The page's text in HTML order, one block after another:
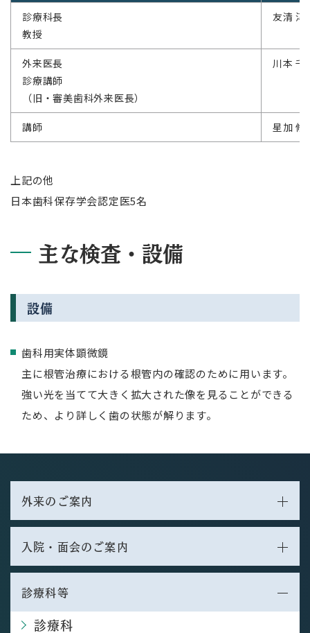
診療科長
教授
友清 淳
外来医長
診療講師
（旧・審美歯科外来医長）
川本 千
講師 星加 修
上記の他
日本歯科保存学会認定医5名
主な検査・設備
設備
歯科用実体顕微鏡
主に根管治療における根管内の確認のために用います。
強い光を当てて大きく拡大された像を見ることができる
ため、より詳しく歯の状態が解ります。
外来のご案内
入院・面会のご案内
診療科等
診療科